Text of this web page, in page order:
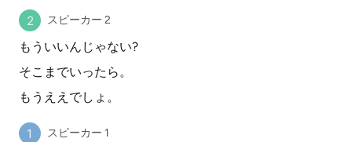
スピーカー 2
もういいんじゃない?
そこまでいったら。
もうええでしょ。
スピーカー 1